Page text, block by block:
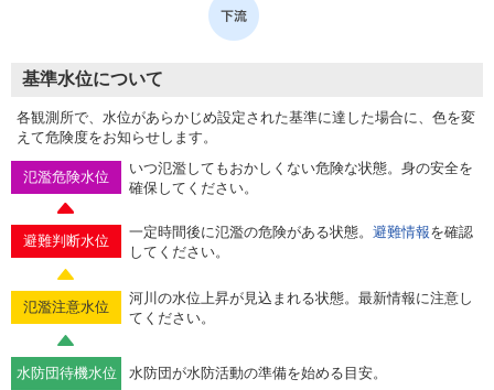
基準水位について
各観測所で、水位があらかじめ設定された基準に達した場合に、色を変
えて危険度をお知らせします。
氾濫危険水位
いつ氾濫してもおかしくない危険な状態。身の安全を
確保してください。
避難判断水位
一定時間後に氾濫の危険がある状態。 避難情報を確認
してください。
氾濫注意水位
河川の水位上昇が見込まれる状態。最新情報に注意し
てください。
水防団待機水位 水防団が水防活動の準備を始める目安。